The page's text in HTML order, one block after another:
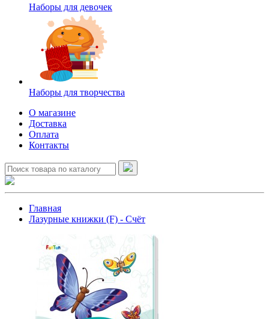
Наборы для девочек
Наборы для творчества
О магазине
Доставка
Оплата
Контакты
Главная
Лазурные книжки (F) - Счёт